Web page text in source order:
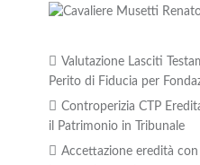
Valutazione Lasciti
Perito di Fiducia per
Controperizia CTP
il Patrimonio in Tribunale
Accettazione eredità